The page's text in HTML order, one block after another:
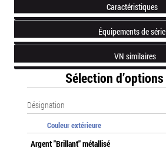
Caractéristiques
Équipements de série
VN similaires
Sélection d’options
Désignation
Couleur extérieure
Argent "Brillant" métallisé